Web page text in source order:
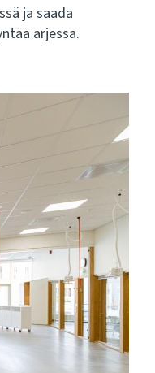
ja saada
arjessa.